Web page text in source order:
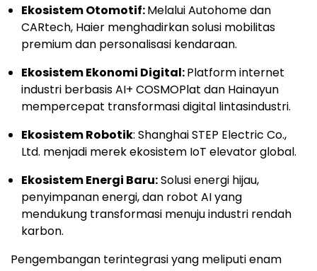
Ekosistem Otomotif:Melalui Autohome dan
CARtech, Haier menghadirkan solusi mobilitas
premium dan personalisasi kendaraan.
Ekosistem Ekonomi Digital:Platform internet
industri berbasis AI+ COSMOPlat dan Hainayun
mempercepat transformasi digital lintasindustri.
Ekosistem Robotik: Shanghai STEP Electric Co.,
Ltd. menjadi merek ekosistem IoT elevator global.
Ekosistem Energi Baru:Solusi energi hijau,
penyimpanan energi, dan robot AI yang
mendukung transformasi menuju industri rendah
karbon.
Pengembangan terintegrasi yang meliputi enam